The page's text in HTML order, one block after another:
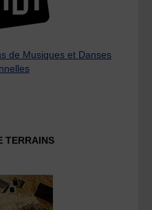
de Musiques et Danses
TERRAINS